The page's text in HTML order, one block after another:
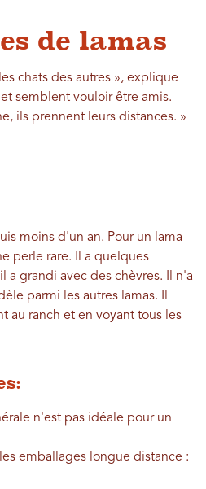
de lamas
chats des autres », explique
semblent vouloir être amis.
ils prennent leurs distances. »
moins d'un an. Pour un lama
perle rare. Il a quelques
a grandi avec des chèvres. Il n'a
parmi les autres lamas. Il
au ranch et en voyant tous les
:
n'est pas idéale pour un
emballages longue distance :